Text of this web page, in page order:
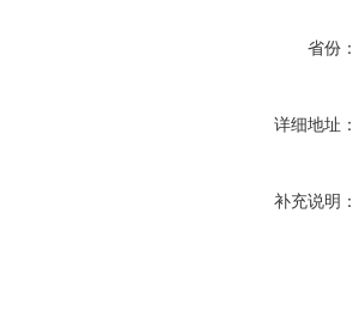
省份：
详细地址：
补充说明：